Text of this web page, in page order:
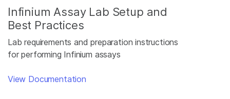
Infinium Assay Lab Setup and
Best Practices
Lab requirements and preparation instructions
for performing Infinium assays
View Documentation